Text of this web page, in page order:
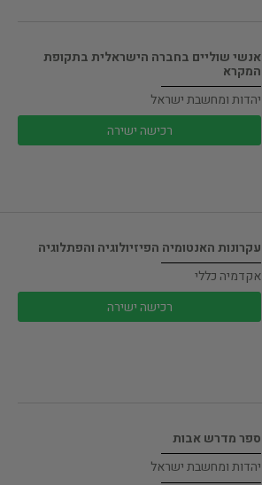
אנשי שוליים בחברה הישראלית בתקופת
המקרא
יהדות ומחשבת ישראל
רכישה ישירה
עקרונות האנטומיה הפיזיולוגיה והפתלוגיה
אקדמיה כללי
רכישה ישירה
ספר מדרש אבות
יהדות ומחשבת ישראל